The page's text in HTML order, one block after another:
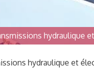
hydraulique
hydraulique et